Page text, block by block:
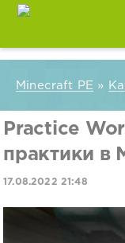
Minecraft PE »
Practice
практики в
17.08.2022 21:48